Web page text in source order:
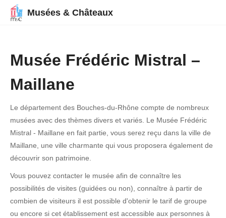
Musées & Châteaux
Musée Frédéric Mistral –
Maillane
Le département des Bouches-du-Rhône compte de nombreux
musées avec des thèmes divers et variés. Le Musée Frédéric
Mistral - Maillane en fait partie, vous serez reçu dans la ville de
Maillane, une ville charmante qui vous proposera également de
découvrir son patrimoine.
Vous pouvez contacter le musée afin de connaître les
possibilités de visites (guidées ou non), connaître à partir de
combien de visiteurs il est possible d'obtenir le tarif de groupe
ou encore si cet établissement est accessible aux personnes à